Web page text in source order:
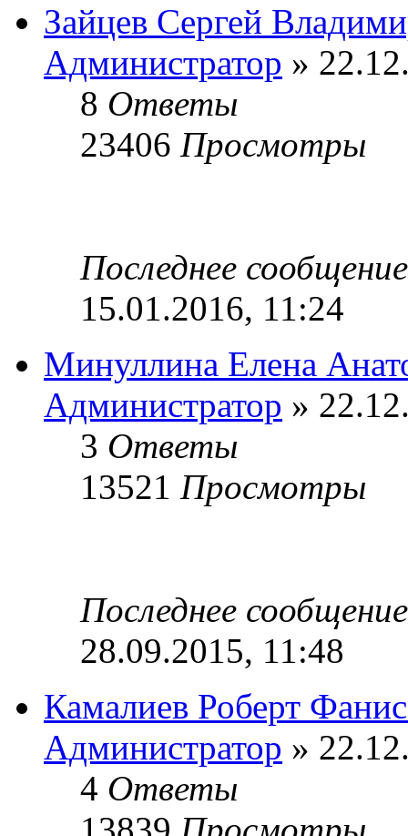
Зайцев Сергей
Администратор »
8 Ответы
23406 Просмотры
Последнее
15.01.2016, 11:24
Минуллина Елена
Администратор »
3 Ответы
13521 Просмотры
Последнее
28.09.2015, 11:48
Камалиев Роберт
Администратор »
4 Ответы